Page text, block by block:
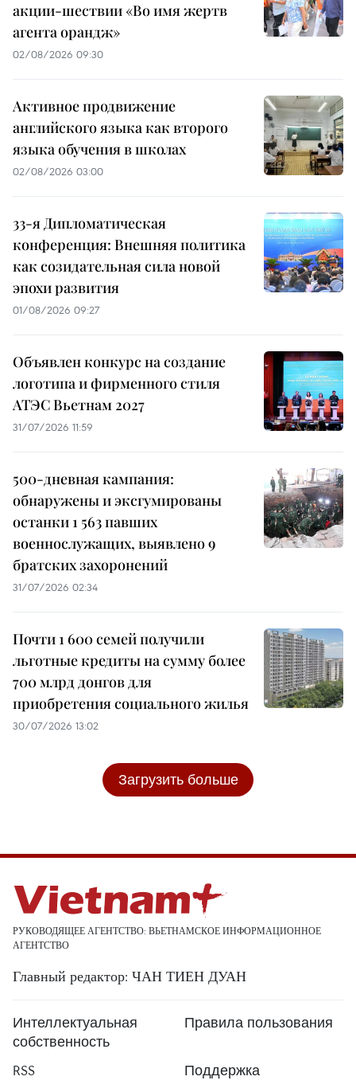
акции-шествии «Во имя жертв
агента орандж»
02/08/2026 09:30
Активное продвижение
английского языка как второго
языка обучения в школах
02/08/2026 03:00
33-я Дипломатическая
конференция: Внешняя политика
как созидательная сила новой
эпохи развития
01/08/2026 09:27
Объявлен конкурс на создание
логотипа и фирменного стиля
АТЭС Вьетнам 2027
31/07/2026 11:59
500-дневная кампания:
обнаружены и эксгумированы
останки 1 563 павших
военнослужащих, выявлено 9
братских захоронений
31/07/2026 02:34
Почти 1 600 семей получили
льготные кредиты на сумму более
700 млрд донгов для
приобретения социального жилья
30/07/2026 13:02
Загрузить больше
РУКОВОДЯЩЕЕ АГЕНТСТВО: ВЬЕТНАМСКОЕ ИНФОРМАЦИОННОЕ
АГЕНТСТВО
Главный редактор: ЧАН ТИЕН ДУАН
Интеллектуальная
собственность
Правила пользования
RSS
Поддержка